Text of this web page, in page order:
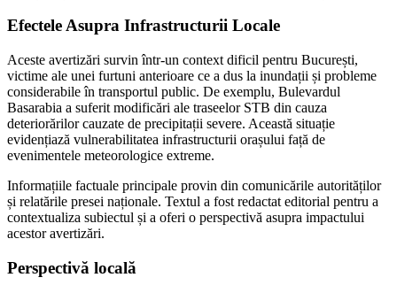
Efectele Asupra Infrastructurii Locale
Aceste avertizări survin într-un context dificil pentru București,
victime ale unei furtuni anterioare ce a dus la inundații și probleme
considerabile în transportul public. De exemplu, Bulevardul
Basarabia a suferit modificări ale traseelor STB din cauza
deteriorărilor cauzate de precipitații severe. Această situație
evidențiază vulnerabilitatea infrastructurii orașului față de
evenimentele meteorologice extreme.
Informațiile factuale principale provin din comunicările autorităților
și relatările presei naționale. Textul a fost redactat editorial pentru a
contextualiza subiectul și a oferi o perspectivă asupra impactului
acestor avertizări.
Perspectivă locală